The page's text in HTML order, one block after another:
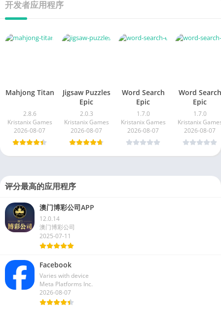
开发者应用程序
Mahjong Titan
2.8.6
Kristanix Games
2026-08-07
Jigsaw Puzzles
Epic
2.0.3
Kristanix Games
2026-08-07
Word Search
Epic
1.7.0
Kristanix Games
2026-08-07
Word Search
Epic
1.7.0
Kristanix
2026-08-07
评分最高的应用程序
澳门博彩公司APP
12.0.14
澳门博彩公司
2025-07-11
Facebook
Varies with device
Meta Platforms Inc.
2026-08-07